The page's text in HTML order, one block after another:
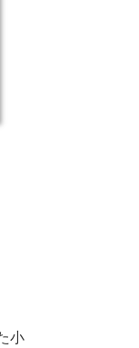
小